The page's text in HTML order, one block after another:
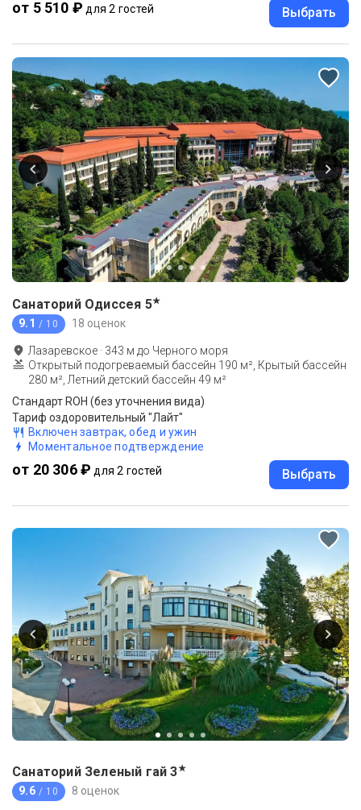
от 5 510 ₽ для 2 гостей Выбрать
Санаторий Одиссея 5★
9.1 / 10 18 оценок
Лазаревское · 343 м до Черного моря
Открытый подогреваемый бассейн 190 м², Крытый бассейн
280 м², Летний детский бассейн 49 м²
Стандарт ROH (без уточнения вида)
Тариф оздоровительный "Лайт"
Включен завтрак, обед и ужин
Моментальное подтверждение
от 20 306 ₽ для 2 гостей Выбрать
Санаторий Зеленый гай 3★
9.6 / 10 8 оценок